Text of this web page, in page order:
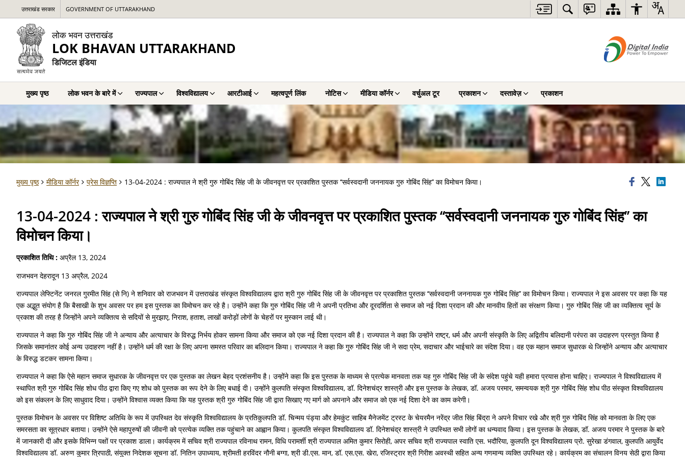
उत्तराखंड सरकार GOVERNMENT OF UTTARAKHAND
लोक भवन उत्तराखंड
LOK BHAVAN UTTARAKHAND
डिजिटल इंडिया
मुख्य पृष्ठ लोक भवन के बारे में राज्यपाल विश्वविद्यालय आरटीआई महत्वपूर्ण लिंक नोटिस मीडिया कॉर्नर वर्चुअल टूर प्रकाशन दस्तावेज़ प्रकाशन
मुख्य पृष्ठ मीडिया कॉर्नर प्रेस विज्ञप्ति 13-04-2024 : राज्यपाल ने श्री गुरु गोबिंद सिंह जी के जीवनवृत्त पर प्रकाशित पुस्तक ‘‘सर्वस्वदानी जननायक गुरु गोबिंद सिंह’’ का विमोचन किया।
13-04-2024 : राज्यपाल ने श्री गुरु गोबिंद सिंह जी के जीवनवृत्त पर प्रकाशित पुस्तक ‘‘सर्वस्वदानी जननायक गुरु गोबिंद सिंह’’ का
विमोचन किया।
प्रकाशित तिथि : अप्रैल 13, 2024
राजभवन देहरादून 13 अप्रैल, 2024
राज्यपाल लेफ्टिनेंट जनरल गुरमीत सिंह (से नि) ने शनिवार को राजभवन में उत्तराखंड संस्कृत विश्वविद्यालय द्वारा श्री गुरु गोबिंद सिंह जी के जीवनवृत्त पर प्रकाशित पुस्तक ‘‘सर्वस्वदानी जननायक गुरु गोबिंद सिंह’’ का विमोचन किया। राज्यपाल ने इस अवसर पर कहा कि यह
एक अद्भुत संयोग है कि बैसाखी के शुभ अवसर पर हम इस पुस्तक का विमोचन कर रहे है। उन्होंने कहा कि गुरु गोबिंद सिंह जी ने अपनी प्रतिभा और दूरदर्शिता से समाज को नई दिशा प्रदान की और मानवीय हितों का संरक्षण किया। गुरु गोबिंद सिंह जी का व्यक्तित्व सूर्य के
प्रकाश की तरह है जिन्होंने अपने व्यक्तित्व से सदियों से मुरझाए, निराश, हताश, लाखों करोड़ों लोगों के चेहरों पर मुस्कान लाई थी।
राज्यपाल ने कहा कि गुरु गोबिंद सिंह जी ने अन्याय और अत्याचार के विरुद्ध निर्भय होकर सामना किया और समाज को एक नई दिशा प्रदान की है। राज्यपाल ने कहा कि उन्होंने राष्ट्र, धर्म और अपनी संस्कृति के लिए अद्वितीय बलिदानी परंपरा का उदाहरण प्रस्तुत किया है
जिसके समानांतर कोई अन्य उदाहरण नहीं है। उन्होंने धर्म की रक्षा के लिए अपना समस्त परिवार का बलिदान किया। राज्यपाल ने कहा कि गुरु गोबिंद सिंह जी ने सदा प्रेम, सदाचार और भाईचारे का संदेश दिया। वह एक महान समाज सुधारक थे जिन्होंने अन्याय और अत्याचार
के विरुद्ध डटकर सामना किया।
राज्यपाल ने कहा कि ऐसे महान समाज सुधारक के जीवनवृत्त पर एक पुस्तक का लेखन बेहद प्रशंसनीय है। उन्होंने कहा कि इस पुस्तक के माध्यम से प्रत्येक मानवता तक यह गुरु गोबिंद सिंह जी के संदेश पहुंचे यही हमारा प्रयास होना चाहिए। राज्यपाल ने विश्वविद्यालय में
स्थापित श्री गुरु गोबिंद सिंह शोध पीठ द्वारा किए गए शोध को पुस्तक का रूप देने के लिए बधाई दी। उन्होंने कुलपति संस्कृत विश्वविद्यालय, डॉ. दिनेशचंद्र शास्त्री और इस पुस्तक के लेखक, डॉ. अजय परमार, समन्वयक श्री गुरु गोबिंद सिंह शोध पीठ संस्कृत विश्वविद्यालय
को इस संकलन के लिए साधुवाद दिया। उन्होंने विश्वास व्यक्त किया कि यह पुस्तक श्री गुरु गोबिंद सिंह जी द्वारा सिखाए गए मार्ग को अपनाने और समाज को एक नई दिशा देने का काम करेगी।
पुस्तक विमोचन के अवसर पर विशिष्ट अतिथि के रूप में उपस्थित देव संस्कृति विश्वविद्यालय के प्रतिकुलपति डॉ. चिन्मय पंड्या और हेमकुंट साहिब मैनेजमेंट ट्रस्ट के चेयरमैन नरेंद्र जीत सिंह बिंद्रा ने अपने विचार रखे और श्री गुरु गोबिंद सिंह को मानवता के लिए एक
समरसता का सूत्रधार बताया। उन्होंने ऐसे महापुरुषों की जीवनी को प्रत्येक व्यक्ति तक पहुंचाने का आह्वान किया। कुलपति संस्कृत विश्वविद्यालय डॉ. दिनेशचंद्र शास्त्री ने उपस्थित सभी लोगों का धन्यवाद किया। इस पुस्तक के लेखक, डॉ. अजय परमार ने पुस्तक के बारे
में जानकारी दी और इसके विभिन्न पक्षों पर प्रकाश डाला। कार्यक्रम में सचिव श्री राज्यपाल रविनाथ रामन, विधि परामर्शी श्री राज्यपाल अमित कुमार सिरोही, अपर सचिव श्री राज्यपाल स्वाति एस. भदौरिया, कुलपति दून विश्वविद्यालय प्रो. सुरेखा डंगवाल, कुलपति आयुर्वेद
विश्वविद्यालय डॉ. अरुण कुमार त्रिपाठी, संयुक्त निदेशक सूचना डॉ. नितिन उपाध्याय, श्रीमती हरविंदर नौनी बग्गा, श्री डी.एस. मान, डॉ. एस.एस. खेरा, रजिस्ट्रार श्री गिरीश अवस्थी सहित अन्य गणमान्य व्यक्ति उपस्थित रहे। कार्यक्रम का संचालन विनय सेठी द्वारा किया